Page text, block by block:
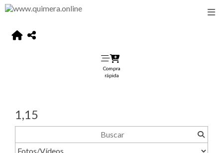
Compra
rápida
1,15